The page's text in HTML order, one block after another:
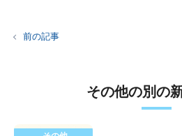
前の記事
その他の別の